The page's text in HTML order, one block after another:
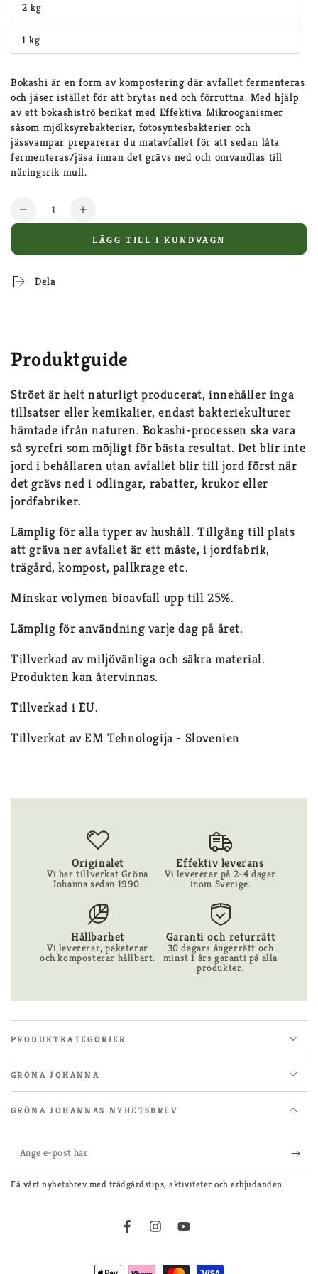
eller
inte
tillgänglig
2 kg
Varianten
är
eller
inte
1 kg
Varianten
är
inte
tillgänglig
Bokashi är en form av kompostering där avfallet fermenteras
och jäser istället för att brytas ned och förruttna. Med hjälp
av ett bokashiströ berikat med Effektiva Mikrooganismer
såsom mjölksyrebakterier, fotosyntesbakterier och
jässvampar preparerar du matavfallet för att sedan låta
fermenteras/jäsa innan det grävs ned och omvandlas till
näringsrik mull.
Kvantitet
Minska
Öka
förLÄGG TILL I KUNDVAGN
Dela
Produktguide
Ströet är helt naturligt producerat, innehåller inga
tillsatser eller kemikalier, endast bakteriekulturer
hämtade ifrån naturen. Bokashi-processen ska vara
så syrefri som möjligt för bästa resultat. Det blir inte
jord i behållaren utan avfallet blir till jord först när
det grävs ned i odlingar, rabatter, krukor eller
jordfabriker.
Lämplig för alla typer av hushåll. Tillgång till plats
att gräva ner avfallet är ett måste, i jordfabrik,
trägård, kompost, pallkrage etc.
Minskar volymen bioavfall upp till 25%.
Lämplig för användning varje dag på året.
Tillverkad av miljövänliga och säkra material.
Produkten kan återvinnas.
Tillverkad i EU.
Tillverkat av EM Tehnologija - Slovenien
Originalet
Vi har tillverkat Gröna
Johanna sedan 1990.
Effektiv leverans
Vi levererar på 2-4 dagar
inom Sverige.
Hållbarhet
Vi levererar, paketerar
och komposterar hållbart.
Garanti och returrätt
30 dagars ångerrätt och
minst 1 års garanti på alla
produkter.
PRODUKTKATEGORIER
GRÖNA JOHANNA
GRÖNA JOHANNAS NYHETSBREV
Ange
e-
Få vårt nyhetsbrev med trädgårdstips, aktiviteter och erbjudanden
FacebookInstagramYouTube